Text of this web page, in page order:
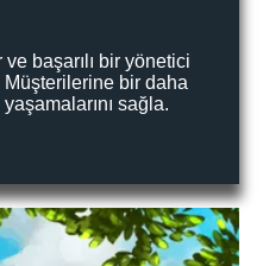
başarılı bir yönetici
Müşterilerine bir daha
sağla.